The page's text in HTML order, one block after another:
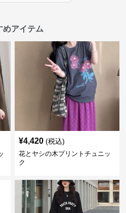
めアイテム
¥4,420 (税込)
花とヤシの木プリントチュニッ
ク